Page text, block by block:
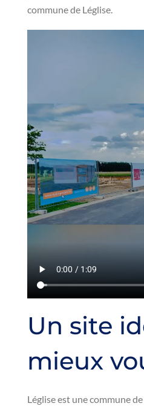
commune de Léglise.
Un site
mieux
Léglise est une commune